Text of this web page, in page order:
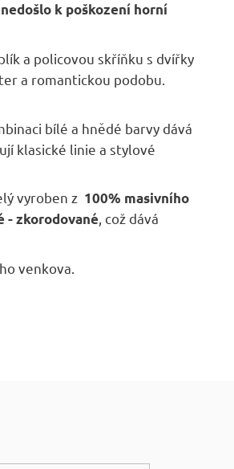
k poškození horní
a policovou skříňku s dvířky
a romantickou podobu.
bílé a hnědé barvy dává
klasické linie a stylové
vyroben z 100% masivního
- zkorodované, což dává
venkova.